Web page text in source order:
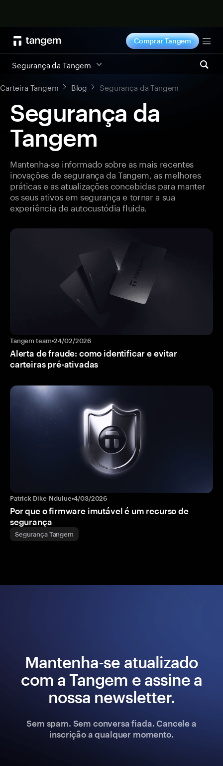
Comprar Tangem
Segurança da Tangem
Carteira Tangem
Blog Segurança da Tangem
Segurança da
Tangem
Mantenha-se informado sobre as mais recentes
inovações de segurança da Tangem, as melhores
práticas e as atualizações concebidas para manter
os seus ativos em segurança e tornar a sua
experiência de autocustódia fluida.
Tangem team•24/02/2026
Alerta de fraude: como identificar e evitar
carteiras pré-ativadas
Patrick Dike-Ndulue•4/03/2026
Por que o firmware imutável é um recurso de
segurança
Segurança Tangem
Mantenha-se atualizado
com a Tangem e assine a
nossa newsletter.
Sem spam. Sem conversa fiada. Cancele a
inscrição a qualquer momento.